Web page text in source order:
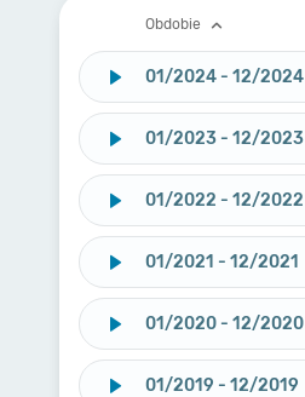
Obdobie
01/2024 - 12/2024
01/2023 - 12/2023
01/2022 - 12/2022
01/2021 - 12/2021
01/2020 - 12/2020
01/2019 - 12/2019